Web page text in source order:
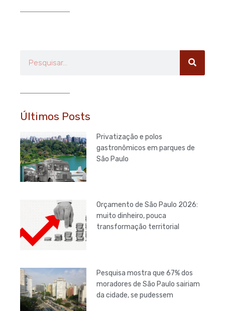
Últimos Posts
Privatização e polos
gastronômicos em parques de
São Paulo
Orçamento de São Paulo 2026:
muito dinheiro, pouca
transformação territorial
Pesquisa mostra que 67% dos
moradores de São Paulo sairiam
da cidade, se pudessem